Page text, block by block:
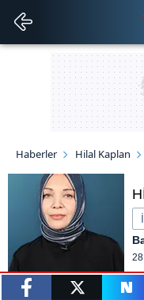
Haberler Hilal Kaplan